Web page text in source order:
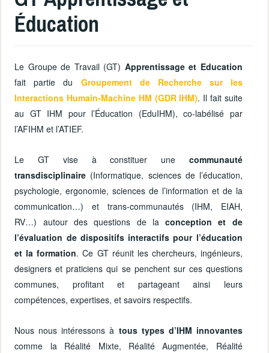
Éducation
Le Groupe de Travail (GT) Apprentissage et Education
fait partie du Groupement de Recherche sur les
Interactions Humain-Machine HM (GDR IHM). Il fait suite
au GT IHM pour l’Éducation (EduIHM), co-labélisé par
l’AFIHM et l’ATIEF.
Le GT vise à constituer une communauté
transdisciplinaire (Informatique, sciences de l’éducation,
psychologie, ergonomie, sciences de l’information et de la
communication…) et trans-communautés (IHM, EIAH,
RV…) autour des questions de laconception et de
l’évaluation de dispositifs interactifs pour l’éducation
et la formation. Ce GT réunit les chercheurs, ingénieurs,
designers et praticiens qui se penchent sur ces questions
communes, profitant et partageant ainsi leurs
compétences, expertises, et savoirs respectifs.
Nous nous intéressons à tous types d’IHM innovantes
comme la Réalité Mixte, Réalité Augmentée, Réalité